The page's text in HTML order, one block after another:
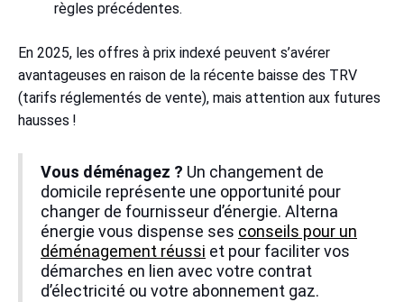
règles précédentes.
En 2025, les offres à prix indexé peuvent s’avérer
avantageuses en raison de la récente baisse des TRV
(tarifs réglementés de vente), mais attention aux futures
hausses !
Vous déménagez ? Un changement de
domicile représente une opportunité pour
changer de fournisseur d’énergie. Alterna
énergie vous dispense ses conseils pour un
déménagement réussi et pour faciliter vos
démarches en lien avec votre contrat
d’électricité ou votre abonnement gaz.